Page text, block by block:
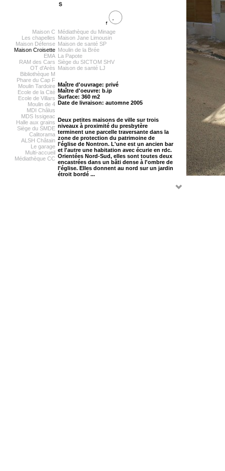
Maison C
Les chapelles
Maison Défense
Maison Croisette
EMA
RAM des Cars
OT d'Arès
Bibliothèque M
Phare du Cap F
Moulin Tardoire
Ecole de la Cité
Ecole de Villars
Moulin de 4
MDI Châlus
MDS Issigeac
Halle aux grains
Siège du SMDE
Calitorama
ALSH Châtain
Le garage
Multi-accueil
Médiathèque CC
Médiathèque du Minage
Maison Jane Limousin
Maison de santé SP
Moulin de la Brée
La Papote
Siège du SICTOM SHV
Maison de santé LJ
Maître d'ouvrage: privé
Maître d'oeuvre: b.ip
Surface: 360 m2
Date de livraison: automne 2005
Deux petites maisons de ville sur trois
niveaux à proximité du presbytère
terminent une parcelle traversante dans la
zone de protection du patrimoine de
l'église de Nontron. L'une est un ancien bar
et l'autre une habitation avec écurie en rdc.
Orientées Nord-Sud, elles sont toutes deux
encastrées dans un bâti dense à l'ombre de
l'église. Elles donnent au nord sur un jardin
étroit bordé ...